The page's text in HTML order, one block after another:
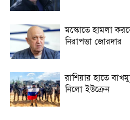
মস্কোতে হামলা
নিরাপত্তা জোরদার
রাশিয়ার হাতে
নিলো ইউক্রেন